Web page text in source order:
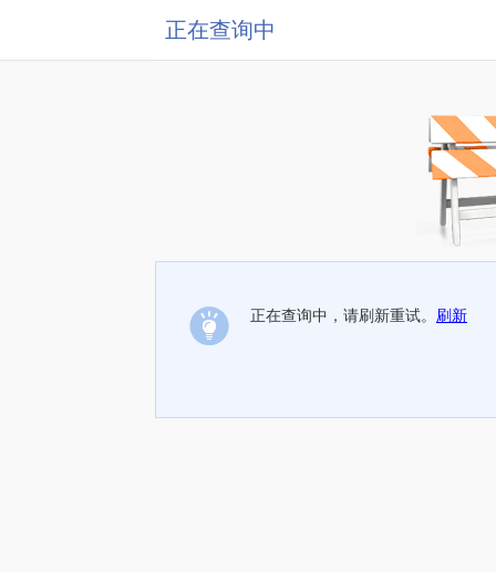
正在查询中
正在查询中，请刷新重试。 刷新